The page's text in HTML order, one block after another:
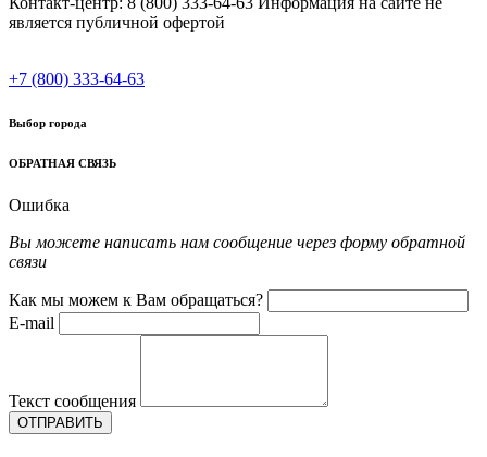
является публичной офертой
+7 (800) 333-64-63
Выбор города
ОБРАТНАЯ СВЯЗЬ
Ошибка
Вы можете написать нам сообщение через форму обратной
связи
Как мы можем к Вам обращаться?
E-mail
Текст сообщения
ОТПРАВИТЬ